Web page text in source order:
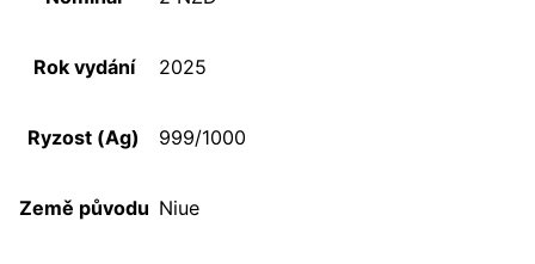
Rok vydání 2025
Ryzost (Ag) 999/1000
Země původu Niue